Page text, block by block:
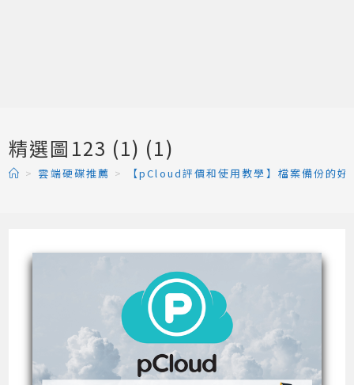
精選圖123 (1) (1)
> 雲端硬碟推薦 > 【pCloud評價和使用教學】檔案備份的